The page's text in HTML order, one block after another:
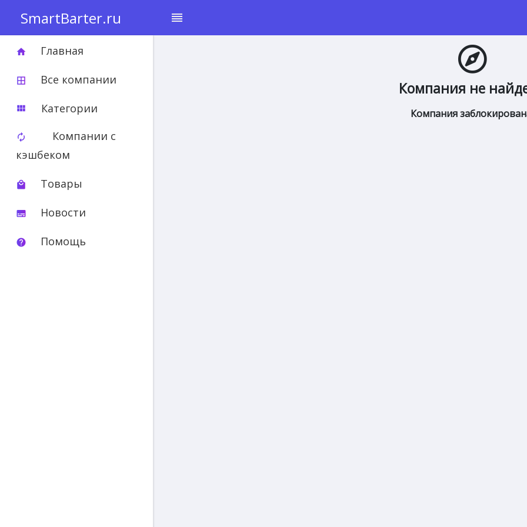
SmartBarter.ru reorder
home Главная
border_all Все компании
view_module Категории
autorenew
Компании с
кэшбеком
local_mall Товары
subtitles Новости
help Помощь
Компания не
Компания